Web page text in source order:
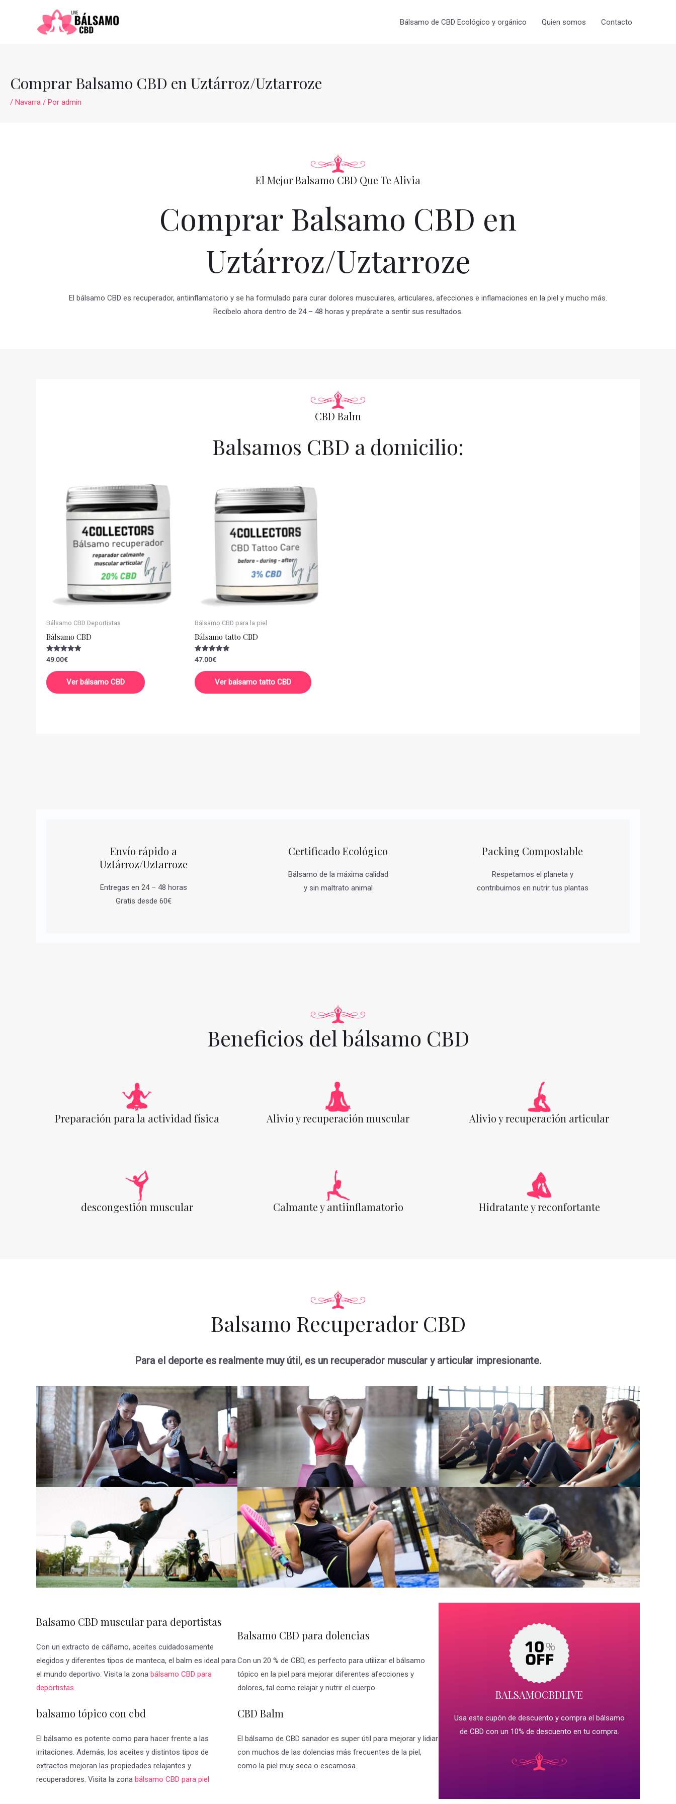
Bálsamo de CBD Ecológico y orgánico Quien somos Contacto
Comprar Balsamo CBD en Uztárroz/Uztarroze
/ Navarra / Por admin
El Mejor Balsamo CBD Que Te Alivia
Comprar Balsamo CBD en
Uztárroz/Uztarroze
El bálsamo CBD es recuperador, antiinflamatorio y se ha formulado para curar dolores musculares, articulares, afecciones e inflamaciones en la piel y mucho más.
Recíbelo ahora dentro de 24 – 48 horas y prepárate a sentir sus resultados.
CBD Balm
Balsamos CBD a domicilio:
Bálsamo CBD Deportistas
Bálsamo CBD
Valorado
con
5.00
de 5
49.00€
Ver bálsamo CBD
Bálsamo CBD para la piel
Bálsamo tatto CBD
Valorado
con
5.00
de 5
47.00€
Ver balsamo tatto CBD
Envío rápido a
Uztárroz/Uztarroze
Entregas en 24 – 48 horas
Gratis desde 60€
Certificado Ecológico
Bálsamo de la máxima calidad
y sin maltrato animal
Packing Compostable
Respetamos el planeta y
contribuimos en nutrir tus plantas
Beneficios del bálsamo CBD
Preparación para la actividad física Alivio y recuperación muscular Alivio y recuperación articular
descongestión muscular Calmante y antiinflamatorio Hidratante y reconfortante
Balsamo Recuperador CBD
Para el deporte es realmente muy útil, es un recuperador muscular y articular impresionante.
Balsamo CBD muscular para deportistas
Con un extracto de cáñamo, aceites cuidadosamente
elegidos y diferentes tipos de manteca, el balm es ideal para
el mundo deportivo. Visita la zona bálsamo CBD para
deportistas
balsamo tópico con cbd
El bálsamo es potente como para hacer frente a las
irritaciones. Además, los aceites y distintos tipos de
extractos mejoran las propiedades relajantes y
recuperadores. Visita la zona bálsamo CBD para piel
Balsamo CBD para dolencias
Con un 20 % de CBD, es perfecto para utilizar el bálsamo
tópico en la piel para mejorar diferentes afecciones y
dolores, tal como relajar y nutrir el cuerpo.
CBD Balm
El bálsamo de CBD sanador es super útil para mejorar y lidiar
con muchos de las dolencias más frecuentes de la piel,
como la piel muy seca o escamosa.
BALSAMOCBDLIVE
Usa este cupón de descuento y compra el bálsamo
de CBD con un 10% de descuento en tu compra.